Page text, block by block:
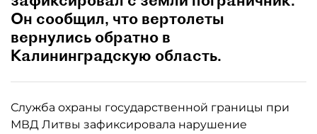
Он сообщил, что вертолеты
вернулись обратно в
Калининградскую область.
Служба охраны государственной границы при
МВД Литвы зафиксировала нарушение